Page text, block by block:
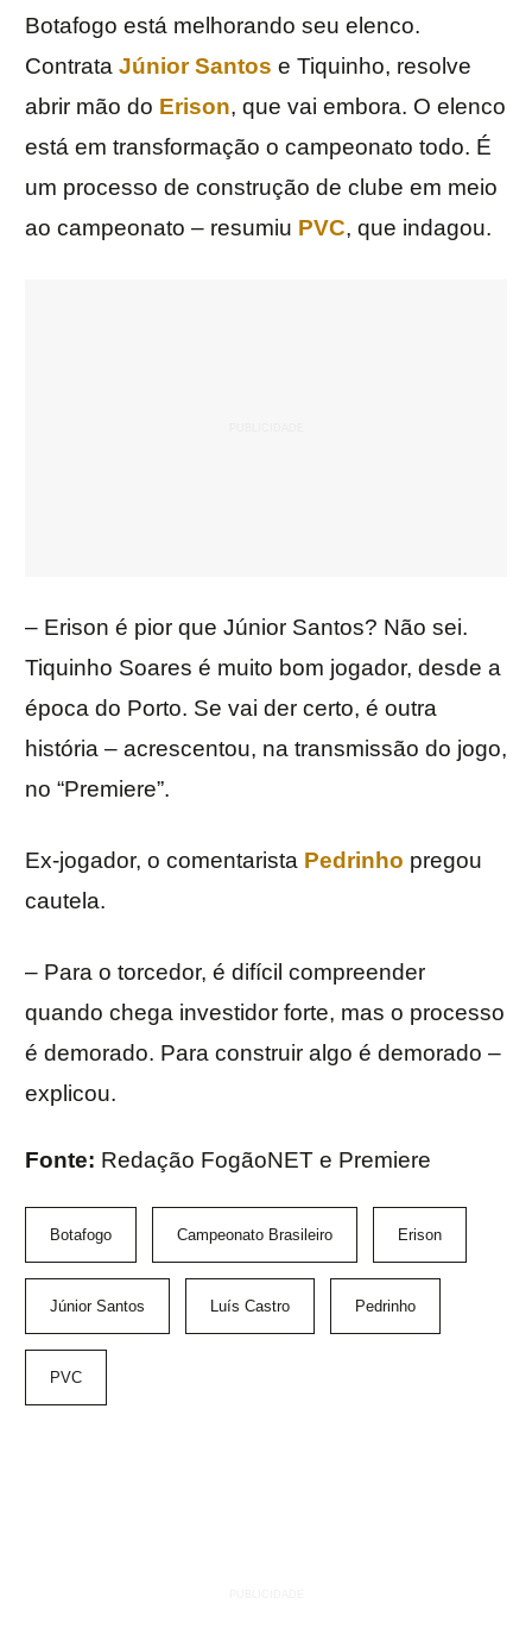
Botafogo está melhorando seu elenco.
Contrata Júnior Santos e Tiquinho, resolve
abrir mão do Erison, que vai embora. O elenco
está em transformação o campeonato todo. É
um processo de construção de clube em meio
ao campeonato – resumiu PVC, que indagou.
– Erison é pior que Júnior Santos? Não sei.
Tiquinho Soares é muito bom jogador, desde a
época do Porto. Se vai der certo, é outra
história – acrescentou, na transmissão do jogo,
no “Premiere”.
Ex-jogador, o comentarista Pedrinho pregou
cautela.
– Para o torcedor, é difícil compreender
quando chega investidor forte, mas o processo
é demorado. Para construir algo é demorado –
explicou.
Fonte: Redação FogãoNET e Premiere
Botafogo Campeonato Brasileiro Erison
Júnior Santos Luís Castro Pedrinho
PVC